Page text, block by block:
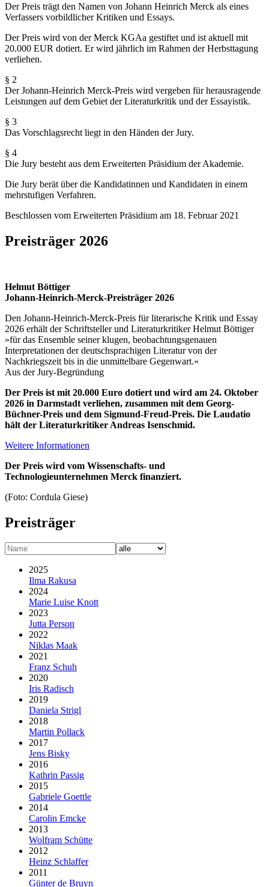
Der Preis trägt den Namen von Johann Heinrich Merck als eines
Verfassers vorbildlicher Kritiken und Essays.
Der Preis wird von der Merck KGAa gestiftet und ist aktuell mit
20.000 EUR dotiert. Er wird jährlich im Rahmen der Herbsttagung
verliehen.
§ 2
Der Johann-Heinrich Merck-Preis wird vergeben für herausragende
Leistungen auf dem Gebiet der Literaturkritik und der Essayistik.
§ 3
Das Vorschlagsrecht liegt in den Händen der Jury.
§ 4
Die Jury besteht aus dem Erweiterten Präsidium der Akademie.
Die Jury berät über die Kandidatinnen und Kandidaten in einem
mehrstufigen Verfahren.
Beschlossen vom Erweiterten Präsidium am 18. Februar 2021
Preisträger 2026
Helmut Böttiger
Johann-Heinrich-Merck-Preisträger 2026
Den Johann-Heinrich-Merck-Preis für literarische Kritik und Essay
2026 erhält der Schriftsteller und Literaturkritiker Helmut Böttiger
»für das Ensemble seiner klugen, beobachtungsgenauen
Interpretationen der deutschsprachigen Literatur von der
Nachkriegszeit bis in die unmittelbare Gegenwart.«
Aus der Jury-Begründung
Der Preis ist mit 20.000 Euro dotiert und wird am 24. Oktober
2026 in Darmstadt verliehen, zusammen mit dem Georg-
Büchner-Preis und dem Sigmund-Freud-Preis. Die Laudatio
hält der Literaturkritiker Andreas Isenschmid.
Weitere Informationen
Der Preis wird vom Wissenschafts- und
Technologieunternehmen Merck finanziert.
(Foto: Cordula Giese)
Preisträger
2025
Ilma Rakusa
2024
Marie Luise Knott
2023
Jutta Person
2022
Niklas Maak
2021
Franz Schuh
2020
Iris Radisch
2019
Daniela Strigl
2018
Martin Pollack
2017
Jens Bisky
2016
Kathrin Passig
2015
Gabriele Goettle
2014
Carolin Emcke
2013
Wolfram Schütte
2012
Heinz Schlaffer
2011
Günter de Bruyn